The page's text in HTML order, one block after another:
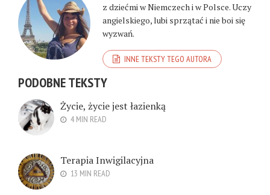
z dziećmi w Niemczech i w Polsce. Uczy
angielskiego, lubi sprzątać i nie boi się
wyzwań.
INNE TEKSTY TEGO AUTORA
PODOBNE TEKSTY
Życie, życie jest łazienką
4 MIN READ
Terapia Inwigilacyjna
13 MIN READ